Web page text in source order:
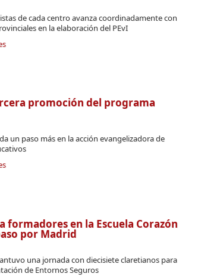
de cada centro avanza coordinadamente con
en la elaboración del PEvI
promoción del programa
un paso más en la acción evangelizadora de
formadores en la Escuela Corazón
por Madrid
una jornada con diecisiete claretianos para
de Entornos Seguros